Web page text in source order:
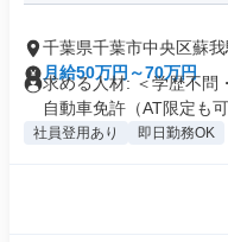
千葉県千葉市中央区蘇我
月給50万円～70万円
求める人材: ＜学歴不問
⾃動⾞免許（AT限定も可
社員登用あり 即日勤務OK